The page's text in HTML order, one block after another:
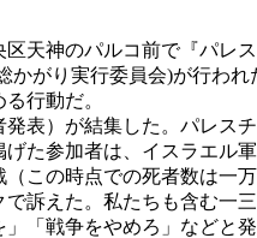
天神のパルコ前で『パレ
かがり実行委員会)が行わ
行動だ。
表）が結集した。パレス
た参加者は、イスラエル
この時点での死者数は一
訴えた。私たちも含む一
「戦争をやめろ」などと